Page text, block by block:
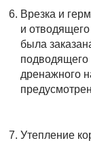
Врезка и
и
была
подводящего
дренажного
Утепление